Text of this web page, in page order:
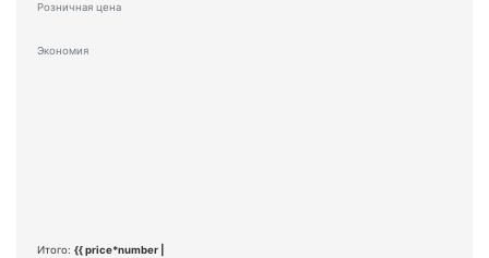
Розничная цена
Экономия
Итого: {{ price*number |